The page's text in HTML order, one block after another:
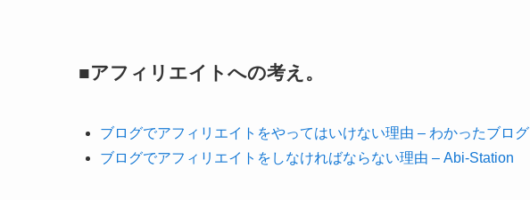
■アフィリエイトへの考え。
ブログでアフィリエイトをやってはいけない理由 – わかったブログ
ブログでアフィリエイトをしなければならない理由 – Abi-Station